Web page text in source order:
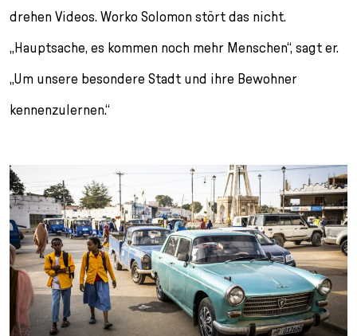
drehen Videos. Worko Solomon stört das nicht.
„Hauptsache, es kommen noch mehr Menschen“, sagt er.
„Um unsere besondere Stadt und ihre Bewohner
kennenzulernen.“